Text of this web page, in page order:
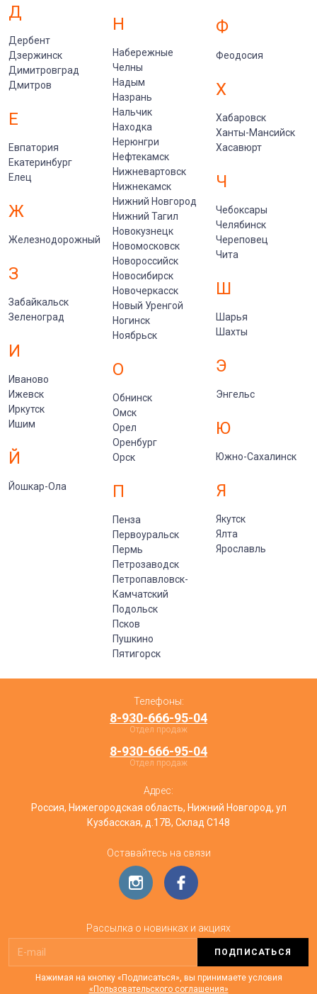
Д
Дербент
Дзержинск
Димитровград
Дмитров
Е
Евпатория
Екатеринбург
Елец
Ж
Железнодорожный
З
Забайкальск
Зеленоград
И
Иваново
Ижевск
Иркутск
Ишим
Й
Йошкар-Ола
Н
Набережные
Челны
Надым
Назрань
Нальчик
Находка
Нерюнгри
Нефтекамск
Нижневартовск
Нижнекамск
Нижний Новгород
Нижний Тагил
Новокузнецк
Новомосковск
Новороссийск
Новосибирск
Новочеркасск
Новый Уренгой
Ногинск
Ноябрьск
О
Обнинск
Омск
Орел
Оренбург
Орск
П
Пенза
Первоуральск
Пермь
Петрозаводск
Петропавловск-
Камчатский
Подольск
Псков
Пушкино
Пятигорск
Ф
Феодосия
Х
Хабаровск
Ханты-Мансийск
Хасавюрт
Ч
Чебоксары
Челябинск
Череповец
Чита
Ш
Шарья
Шахты
Э
Энгельс
Ю
Южно-Сахалинск
Я
Якутск
Ялта
Ярославль
Телефоны:
8-930-666-95-04
Отдел продаж
8-930-666-95-04
Отдел продаж
Адрес:
Россия, Нижегородская область, Нижний Новгород, ул
Кузбасская, д.17В, Склад С148
Оставайтесь на связи
Рассылка о новинках и акциях
ПОДПИСАТЬСЯ
Нажимая на кнопку «Подписаться», вы принимаете условия
«Пользовательского соглашения»